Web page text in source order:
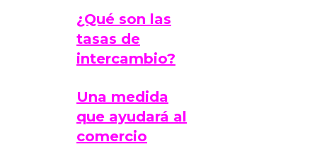
¿Qué son las
tasas de
intercambio?
Una medida
que ayudará al
comercio